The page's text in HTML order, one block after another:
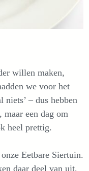
willen maken,
we voor het
niets’ – dus hebben
een dag om
heel prettig.
Eetbare Siertuin.
daar deel van uit,